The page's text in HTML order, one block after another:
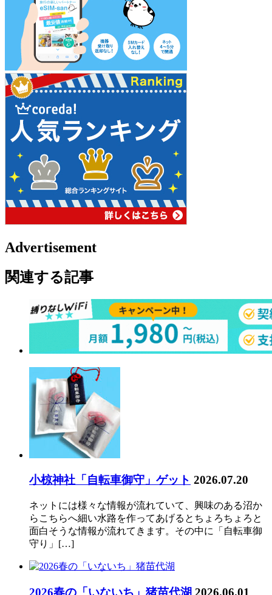
Advertisement
関連する記事
小椋神社「自転車御守」ゲット 2026.07.20
ネットには様々な情報が流れていて、興味のある沼か
らこちらへ細い水路を作ってあげるとちょろちょろと
面白そうな情報が流れてきます。その中に「自転車御
守り」[…]
2026春の「いないち」猪苗代湖 2026.06.01